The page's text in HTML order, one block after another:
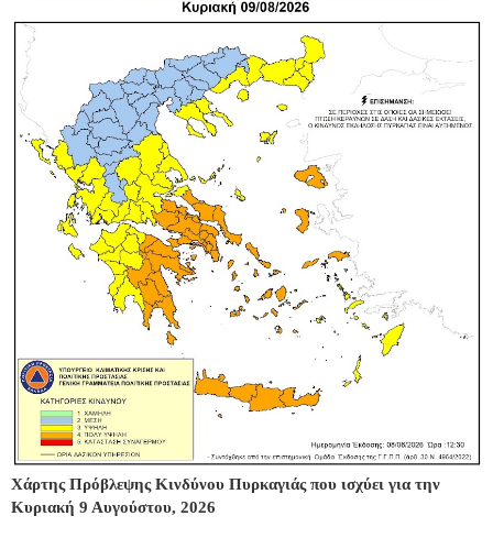
Χάρτης Πρόβλεψης Κινδύνου Πυρκαγιάς που ισχύει για την
Κυριακή 9 Αυγούστου, 2026